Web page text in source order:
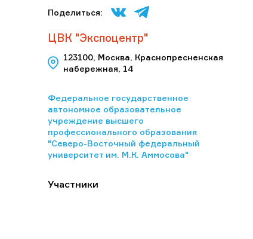
Поделиться:
ЦВК "Экспоцентр"
123100, Москва, Краснопресненская
набережная, 14
Федеральное государственное
автономное образовательное
учреждение высшего
профессионального образования
"Северо-Восточный федеральный
университет им. М.К. Аммосова"
Участники